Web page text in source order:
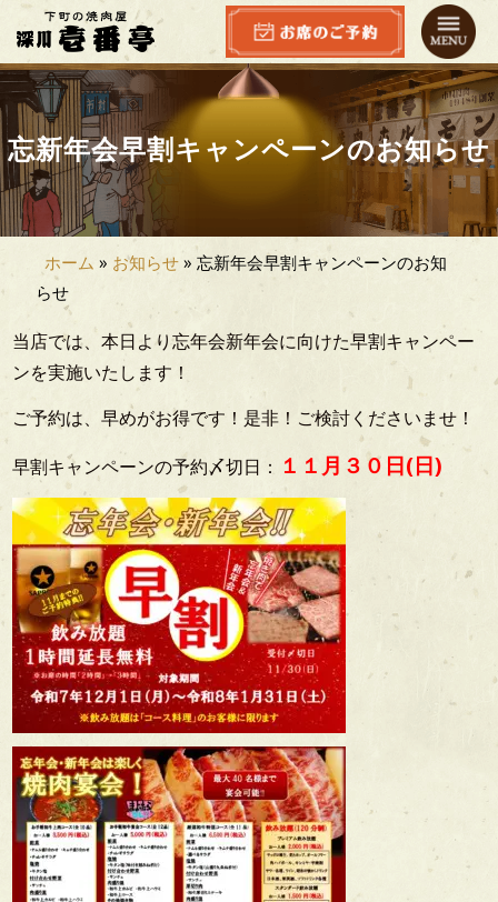
テ
ン
ツ
へ
ス
キ
ッ
HOME
メ
ニ
ュ
ラ
ン
チ
り
合
わ
せ
ド
リ
ン
忘新年会早割キャンペーンのお知らせ
ホーム » お知らせ» 忘新年会早割キャンペーンのお知
らせ
当店では、本日より忘年会新年会に向けた早割キャンペー
ンを実施いたします！
ご予約は、早めがお得です！是非！ご検討くださいませ！
早割キャンペーンの予約〆切日： １１月３０日(日)